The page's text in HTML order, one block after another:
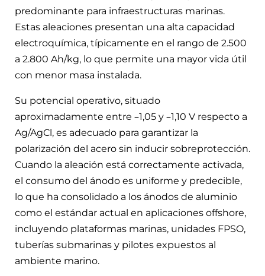
predominante para infraestructuras marinas.
Estas aleaciones presentan una alta capacidad
electroquímica, típicamente en el rango de 2.500
a 2.800 Ah/kg, lo que permite una mayor vida útil
con menor masa instalada.
Su potencial operativo, situado
aproximadamente entre –1,05 y –1,10 V respecto a
Ag/AgCl, es adecuado para garantizar la
polarización del acero sin inducir sobreprotección.
Cuando la aleación está correctamente activada,
el consumo del ánodo es uniforme y predecible,
lo que ha consolidado a los ánodos de aluminio
como el estándar actual en aplicaciones offshore,
incluyendo plataformas marinas, unidades FPSO,
tuberías submarinas y pilotes expuestos al
ambiente marino.